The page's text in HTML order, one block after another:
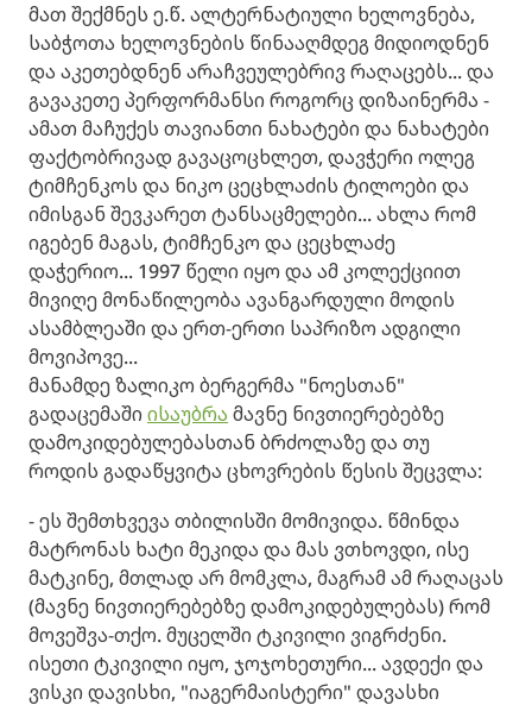
მათ შექმნეს ე.წ.ალტერნატიული ხელოვნება,
საბჭოთა ხელოვნების წინააღმდეგ მიდიოდნენ
და აკეთებდნენ არაჩვეულებრივ რაღაცებს... და
გავაკეთე პერფორმანსი როგორც დიზაინერმა -
ამათ მაჩუქეს თავიანთი ნახატები და ნახატები
ფაქტობრივად გავაცოცხლეთ, დავჭერი ოლეგ
ტიმჩენკოს და ნიკო ცეცხლაძის ტილოები და
იმისგან შევკარეთ ტანსაცმელები...ახლა რომ
იგებენ მაგას, ტიმჩენკო და ცეცხლაძე
დაჭერიო... 1997 წელი იყო და ამ კოლექციით
მივიღე მონაწილეობა ავანგარდული მოდის
ასამბლეაში და ერთ-ერთი საპრიზო ადგილი
მოვიპოვე...
მანამდე ზალიკო ბერგერმა "ნოესთან"
გადაცემაში ისაუბრა მავნე ნივთიერებებზე
დამოკიდებულებასთან ბრძოლაზე და თუ
როდის გადაწყვიტა ცხოვრების წესის შეცვლა:
- ეს შემთხვევა თბილისში მომივიდა. წმინდა
მატრონას ხატი მეკიდა და მას ვთხოვდი, ისე
მატკინე, მთლად არ მომკლა, მაგრამ ამ რაღაცას
(მავნე ნივთიერებებზე დამოკიდებულებას) რომ
მოვეშვა-თქო. მუცელში ტკივილი ვიგრძენი.
ისეთი ტკივილი იყო, ჯოჯოხეთური... ავდექი და
ვისკი დავისხი, "იაგერმაისტერი" დავასხი